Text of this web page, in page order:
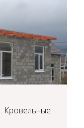
Кровельные